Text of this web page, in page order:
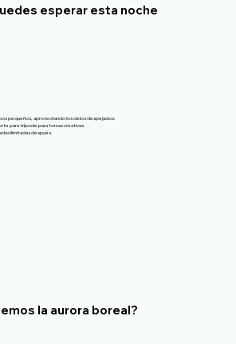
esperar esta noche
pequeños, aprovechando los cielos despejados.
para trípode para tomas creativas.
ilimitadas después.
la aurora boreal?